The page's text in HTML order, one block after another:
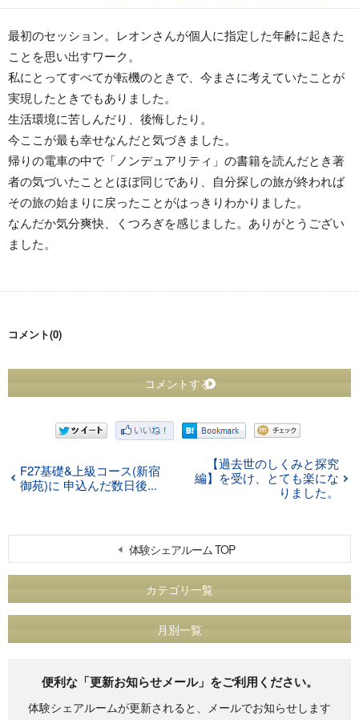
体験シェアルーム TOP
カテゴリ一覧
月別一覧
便利な「更新お知らせメール」をご利用ください。
体験シェアルームが更新されると、メールでお知らせします
最初のセッション。レオンさんが個人に指定した年齢に起きた
ことを思い出すワーク。
私にとってすべてが転機のときで、今まさに考えていたことが
実現したときでもありました。
生活環境に苦しんだり、後悔したり。
今ここが最も幸せなんだと気づきました。
帰りの電車の中で「ノンデュアリティ」の書籍を読んだとき著
者の気づいたこととほぼ同じであり、自分探しの旅が終われば
その旅の始まりに戻ったことがはっきりわかりました。
なんだか気分爽快、くつろぎを感じました。ありがとうござい
ました。
コメント(0)
コメントする
F27基礎&上級コース(新宿
御苑)に 申込んだ数日後...
【過去世のしくみと探究
編】を受け、とても楽にな
りました。